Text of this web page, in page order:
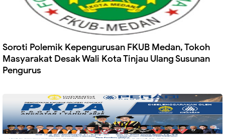
Soroti Polemik Kepengurusan FKUB Medan, Tokoh
Masyarakat Desak Wali Kota Tinjau Ulang Susunan
Pengurus